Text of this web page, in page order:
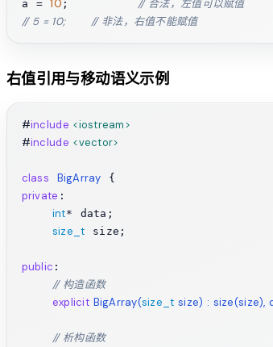
a = 10 ; // 合法，左值可以赋值
// 5 = 10;       // 非法，右值不能赋值
右值引用与移动语义示例
#include <iostream>
#include <vector>
class BigArray
private :
int* data;
size_t size;
public :
// 构造函数
explicit BigArray(size_t size) : size(size),
// 析构函数